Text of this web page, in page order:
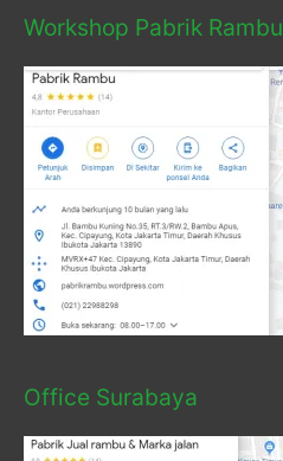
Workshop Pabrik Rambu
Office Surabaya